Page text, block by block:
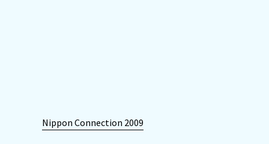
Nippon Connection 2009